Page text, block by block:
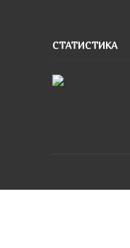
СТАТИСТИКА